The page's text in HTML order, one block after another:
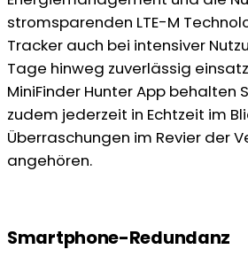
stromsparenden LTE-M
Tracker auch bei intensiver
Tage hinweg zuverlässig
MiniFinder Hunter App behalten
zudem jederzeit in Echtzeit im
Überraschungen im Revier der
angehören.
Smartphone-Redundanz